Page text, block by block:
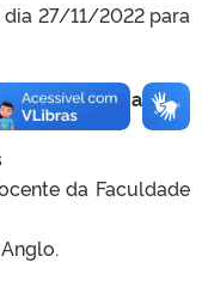
27/11/2022 para
medicinais no
da Faculdade